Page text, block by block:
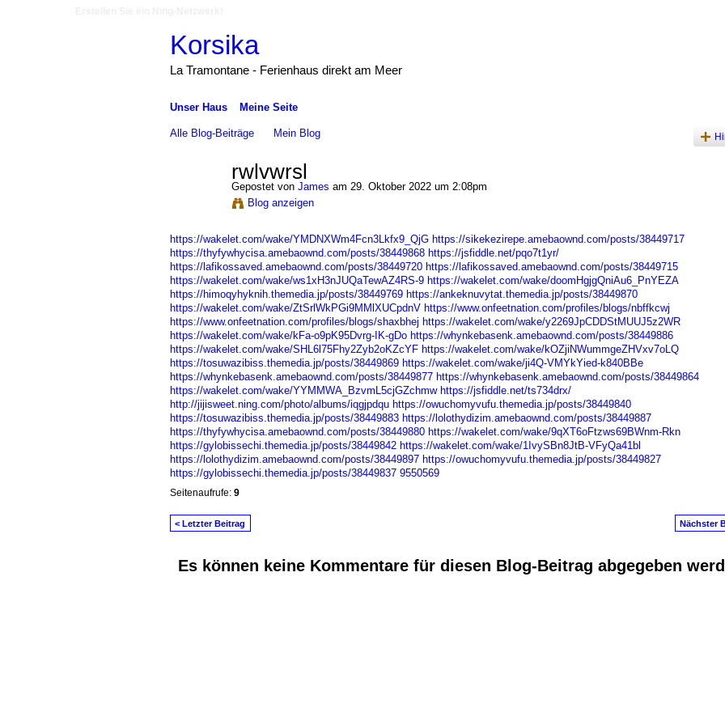
Korsika
La Tramontane - Ferienhaus direkt am Meer
Unser Haus Meine Seite
Alle Blog-Beiträge Mein Blog
rwlvwrsl
Gepostet von James am 29. Oktober 2022 um 2:08pm
Blog anzeigen
https://wakelet.com/wake/YMDNXWm4Fcn3Lkfx9_QjG https://sikekezirepe.amebaownd.com/posts/38449717
https://thyfywhycisa.amebaownd.com/posts/38449868 https://jsfiddle.net/pqo7t1yr/
https://lafikossaved.amebaownd.com/posts/38449720 https://lafikossaved.amebaownd.com/posts/38449715
https://wakelet.com/wake/ws1xH3nJUQaTewAZ4RS-9 https://wakelet.com/wake/doomHgjgQniAu6_PnYEZA
https://himoqyhyknih.themedia.jp/posts/38449769 https://ankeknuvytat.themedia.jp/posts/38449870
https://wakelet.com/wake/ZtSrlWkPGi9MMlXUCpdnV https://www.onfeetnation.com/profiles/blogs/nbffkcwj
https://www.onfeetnation.com/profiles/blogs/shaxbhej https://wakelet.com/wake/y2269JpCDDStMUUJ5z2WR
https://wakelet.com/wake/kFa-o9pK95Dvrg-IK-gDo https://whynkebasenk.amebaownd.com/posts/38449886
https://wakelet.com/wake/SHL6l75Fhy2Zyb2oKZcYF https://wakelet.com/wake/kOZjiNWummgeZHVxv7oLQ
https://tosuwazibiss.themedia.jp/posts/38449869 https://wakelet.com/wake/ji4Q-VMYkYied-k840BBe
https://whynkebasenk.amebaownd.com/posts/38449877 https://whynkebasenk.amebaownd.com/posts/38449864
https://wakelet.com/wake/YYMMWA_BzvmL5cjGZchmw https://jsfiddle.net/ts734drx/
http://jijisweet.ning.com/photo/albums/iqgjpdqu https://owuchomyvufu.themedia.jp/posts/38449840
https://tosuwazibiss.themedia.jp/posts/38449883 https://lolothydizim.amebaownd.com/posts/38449887
https://thyfywhycisa.amebaownd.com/posts/38449880 https://wakelet.com/wake/9qXT6oFtzws69BWnm-Rkn
https://gylobissechi.themedia.jp/posts/38449842 https://wakelet.com/wake/1IvySBn8JtB-VFyQa41bl
https://lolothydizim.amebaownd.com/posts/38449897 https://owuchomyvufu.themedia.jp/posts/38449827
https://gylobissechi.themedia.jp/posts/38449837 9550569
Seitenaufrufe: 9
< Letzter Beitrag Nächster
Es können keine Kommentare für diesen Blog-Beitrag abgegeben